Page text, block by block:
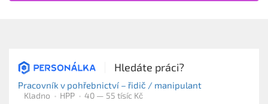
Hledáte práci?
Pracovník v pohřebnictví – řidič / manipulant
Kladno HPP 40 — 55 tísíc Kč